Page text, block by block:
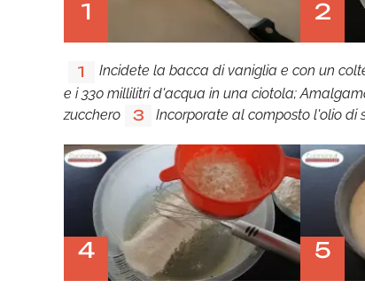
1 2
1 Incidete la bacca di vaniglia e con un
e i 330 millilitri d'acqua in una ciotola;
zucchero
3 Incorporate al composto l'olio di
4 5